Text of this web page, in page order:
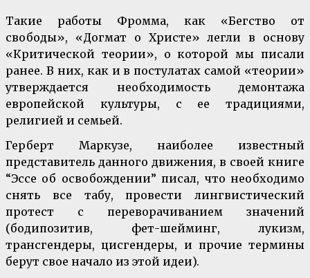
Такие работы Фромма, как «Бегство от
свободы», «Догмат о Христе» легли в основу
«Критической теории», о которой мы писали
ранее. В них, как и в постулатах самой «теории»
утверждается необходимость демонтажа
европейской культуры, с ее традициями,
религией и семьей.
Герберт Маркузе, наиболее известный
представитель данного движения, в своей книге
“Эссе об освобождении” писал, что необходимо
снять все табу, провести лингвистический
протест с переворачиванием значений
(бодипозитив, фет-шейминг, лукизм,
трансгендеры, цисгендеры, и прочие термины
берут свое начало из этой идеи).